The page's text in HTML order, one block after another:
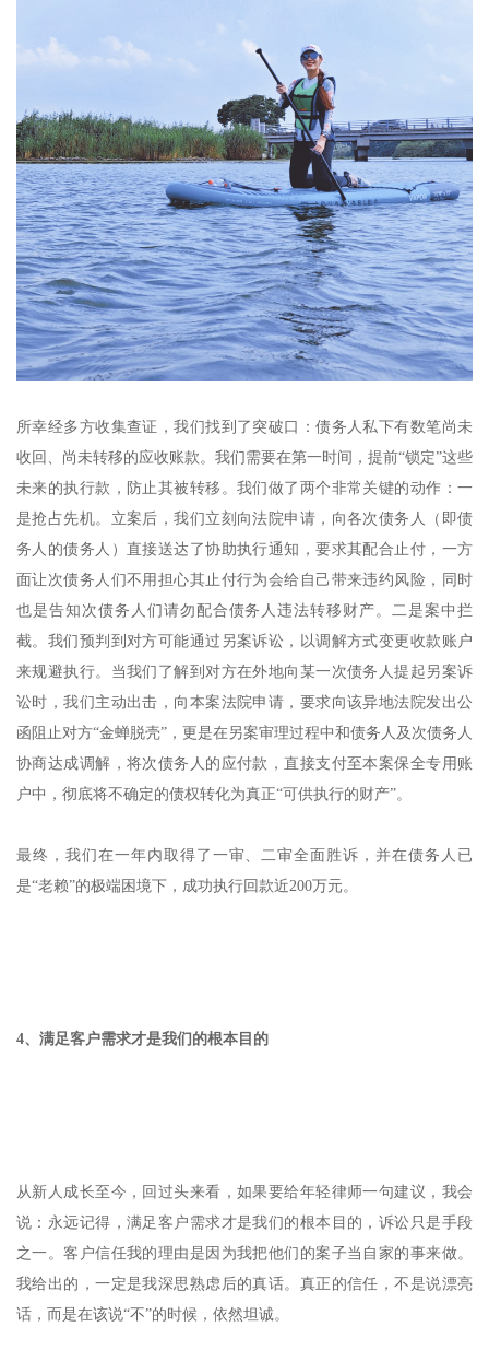
所幸经多方收集查证，我们找到了突破口：债务人私下有数笔尚未
收回、尚未转移的应收账款。我们需要在第一时间，提前“锁定”这些
未来的执行款，防止其被转移。我们做了两个非常关键的动作：一
是抢占先机。立案后，我们立刻向法院申请，向各次债务人（即债
务人的债务人）直接送达了协助执行通知，要求其配合止付，一方
面让次债务人们不用担心其止付行为会给自己带来违约风险，同时
也是告知次债务人们请勿配合债务人违法转移财产。二是案中拦
截。我们预判到对方可能通过另案诉讼，以调解方式变更收款账户
来规避执行。当我们了解到对方在外地向某一次债务人提起另案诉
讼时，我们主动出击，向本案法院申请，要求向该异地法院发出公
函阻止对方“金蝉脱壳”，更是在另案审理过程中和债务人及次债务人
协商达成调解，将次债务人的应付款，直接支付至本案保全专用账
户中，彻底将不确定的债权转化为真正“可供执行的财产”。
最终，我们在一年内取得了一审、二审全面胜诉，并在债务人已
是“老赖”的极端困境下，成功执行回款近200万元。
4、 满足客户需求才是我们的根本目的
从新人成长至今，回过头来看，如果要给年轻律师一句建议，我会
说：永远记得，满足客户需求才是我们的根本目的，诉讼只是手段
之一。客户信任我的理由是因为我把他们的案子当自家的事来做。
我给出的，一定是我深思熟虑后的真话。真正的信任，不是说漂亮
话，而是在该说“不”的时候，依然坦诚。